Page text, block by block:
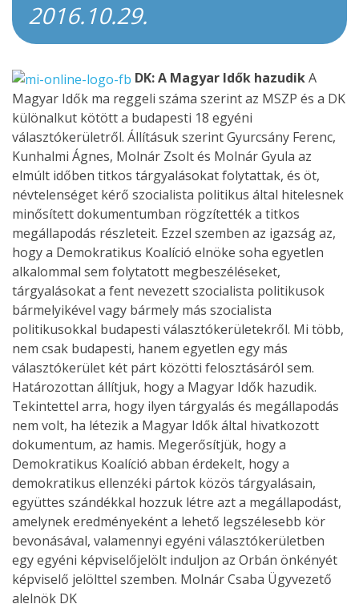
2016.10.29.
DK: A Magyar Idők hazudikA
Magyar Idők ma reggeli száma szerint az MSZP és a DK
különalkut kötött a budapesti 18 egyéni
választókerületről. Állításuk szerint Gyurcsány Ferenc,
Kunhalmi Ágnes, Molnár Zsolt és Molnár Gyula az
elmúlt időben titkos tárgyalásokat folytattak, és öt,
névtelenséget kérő szocialista politikus által hitelesnek
minősített dokumentumban rögzítették a titkos
megállapodás részleteit. Ezzel szemben az igazság az,
hogy a Demokratikus Koalíció elnöke soha egyetlen
alkalommal sem folytatott megbeszéléseket,
tárgyalásokat a fent nevezett szocialista politikusok
bármelyikével vagy bármely más szocialista
politikusokkal budapesti választókerületekről. Mi több,
nem csak budapesti, hanem egyetlen egy más
választókerület két párt közötti felosztásáról sem.
Határozottan állítjuk, hogy a Magyar Idők hazudik.
Tekintettel arra, hogy ilyen tárgyalás és megállapodás
nem volt, ha létezik a Magyar Idők által hivatkozott
dokumentum, az hamis. Megerősítjük, hogy a
Demokratikus Koalíció abban érdekelt, hogy a
demokratikus ellenzéki pártok közös tárgyalásain,
együttes szándékkal hozzuk létre azt a megállapodást,
amelynek eredményeként a lehető legszélesebb kör
bevonásával, valamennyi egyéni választókerületben
egy egyéni képviselőjelölt induljon az Orbán önkényét
képviselő jelölttel szemben. Molnár Csaba Ügyvezető
alelnök DK